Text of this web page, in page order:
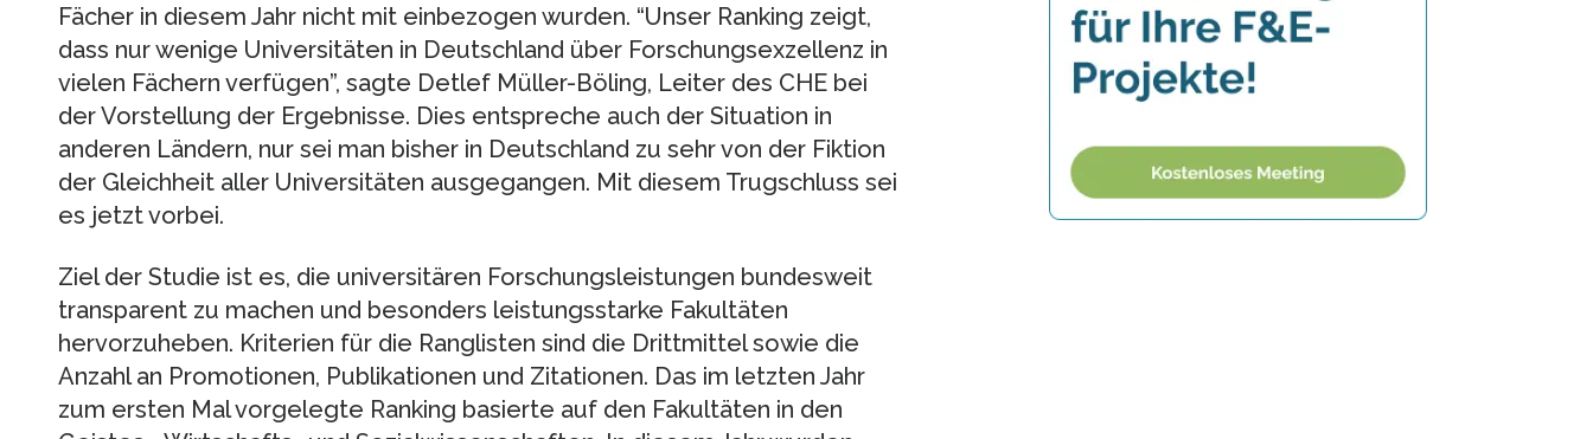
Fächer in diesem Jahr nicht mit einbezogen wurden. “Unser Ranking zeigt,
dass nur wenige Universitäten in Deutschland über Forschungsexzellenz in
vielen Fächern verfügen”, sagte Detlef Müller-Böling, Leiter des CHE bei
der Vorstellung der Ergebnisse. Dies entspreche auch der Situation in
anderen Ländern, nur sei man bisher in Deutschland zu sehr von der Fiktion
der Gleichheit aller Universitäten ausgegangen. Mit diesem Trugschluss sei
es jetzt vorbei.
Ziel der Studie ist es, die universitären Forschungsleistungen bundesweit
transparent zu machen und besonders leistungsstarke Fakultäten
hervorzuheben. Kriterien für die Ranglisten sind die Drittmittel sowie die
Anzahl an Promotionen, Publikationen und Zitationen. Das im letzten Jahr
zum ersten Mal vorgelegte Ranking basierte auf den Fakultäten in den